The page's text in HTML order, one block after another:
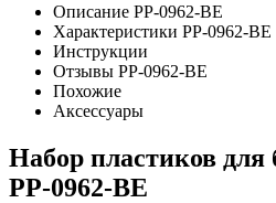
Описание PP-0962-BE
Характеристики PP-0962-BE
Инструкции
Отзывы PP-0962-BE
Похожие
Аксессуары
Набор пластиков для
PP-0962-BE